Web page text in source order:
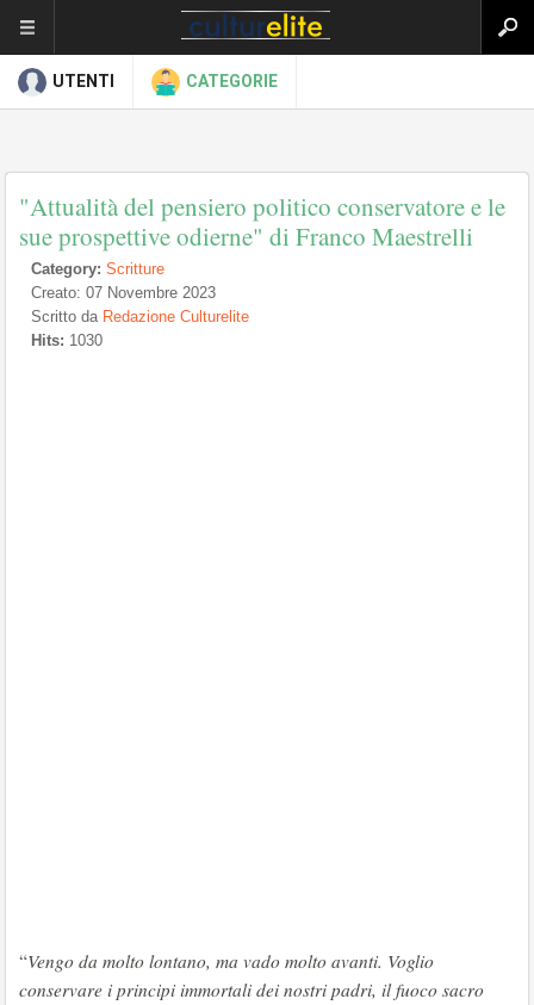
UTENTI CATEGORIE
"Attualità del pensiero politico conservatore e le
sue prospettive odierne" di Franco Maestrelli
Category: Scritture
Creato: 07 Novembre 2023
Scritto da Redazione Culturelite
Hits: 1030
“Vengo da molto lontano, ma vado molto avanti. Voglio
conservare i principi immortali dei nostri padri, il fuoco sacro